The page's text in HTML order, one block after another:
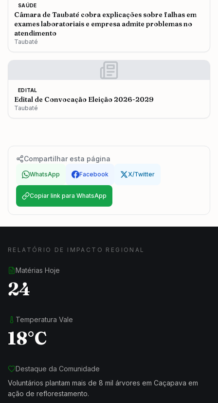
SAÚDE
Câmara de Taubaté cobra explicações sobre falhas em
exames laboratoriais e empresa admite problemas no
atendimento
Taubaté
EDITAL
Edital de Convocação Eleição 2026-2029
Taubaté
Compartilhar esta página
WhatsApp Facebook X/Twitter
Copiar link para WhatsApp
RELATÓRIO DE IMPACTO REGIONAL
Matérias Hoje
24
Temperatura Vale
18°C
Destaque da Comunidade
Voluntários plantam mais de 8 mil árvores em Caçapava em
ação de reflorestamento.